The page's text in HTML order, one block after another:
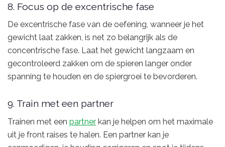
8. Focus op de excentrische fase
De excentrische fase van de oefening, wanneer je het
gewicht laat zakken, is net zo belangrijk als de
concentrische fase. Laat het gewicht langzaam en
gecontroleerd zakken om de spieren langer onder
spanning te houden en de spiergroei te bevorderen.
9. Train met een partner
Trainen met een partner kan je helpen om het maximale
uit je front raises te halen. Een partner kan je